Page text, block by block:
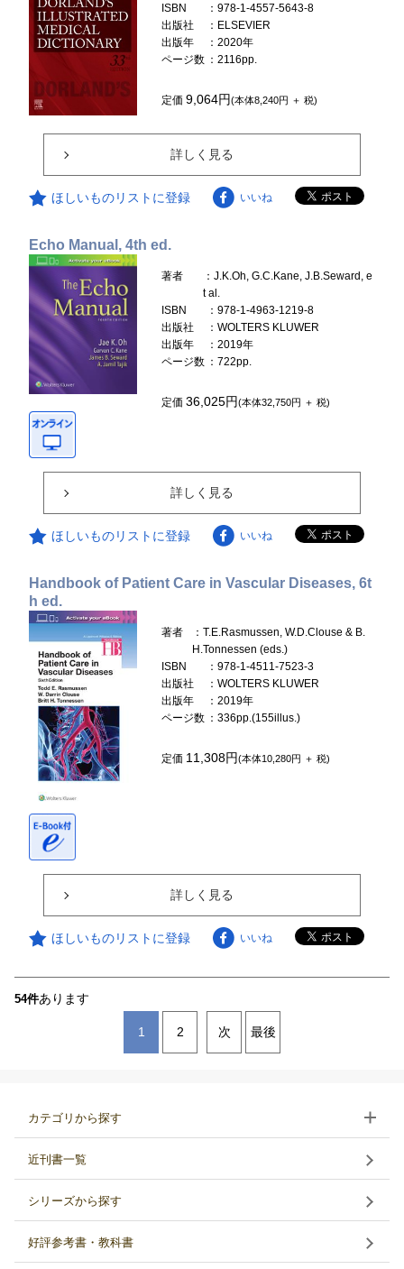
ISBN
：978-1-4557-5643-8
出版社
：ELSEVIER
出版年
：2020年
ページ数 ：2116pp.
定価9,064円(本体8,240円 ＋ 税)
詳しく見る
ほしいものリストに登録 いいね
Echo Manual, 4th ed.
著者
：J.K.Oh, G.C.Kane, J.B.Seward, e
t al.
ISBN
：978-1-4963-1219-8
出版社
：WOLTERS KLUWER
出版年
：2019年
ページ数 ：722pp.
定価36,025円(本体32,750円 ＋ 税)
詳しく見る
ほしいものリストに登録 いいね
Handbook of Patient Care in Vascular Diseases, 6t
h ed.
著者
：T.E.Rasmussen, W.D.Clouse & B.
H.Tonnessen (eds.)
ISBN
：978-1-4511-7523-3
出版社
：WOLTERS KLUWER
出版年
：2019年
ページ数 ：336pp.(155illus.)
定価 11,308円(本体10,280円 ＋ 税)
詳しく見る
ほしいものリストに登録 いいね
54件あります
1 2 次 最後
カテゴリから探す
近刊書一覧
シリーズから探す
好評参考書・教科書